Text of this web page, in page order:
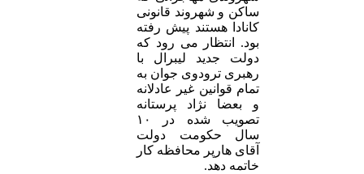
ساکن و شهروند قانونی
کانادا هستند پیش رفته
بود. انتظار می رود که
دولت جدید لیبرال با
رهبری ترودوی جوان به
تمام قوانین غیر عادلانه
و بعضا نژاد پرستانه
تصویب شده در ۱۰
سال حکومت دولت
آقای هارپر محافظه کار
خاتمه دهد.